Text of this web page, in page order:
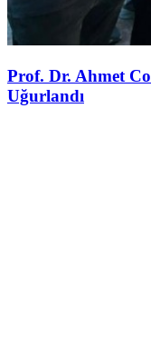
Prof. Dr. Ahmet
Uğurlandı